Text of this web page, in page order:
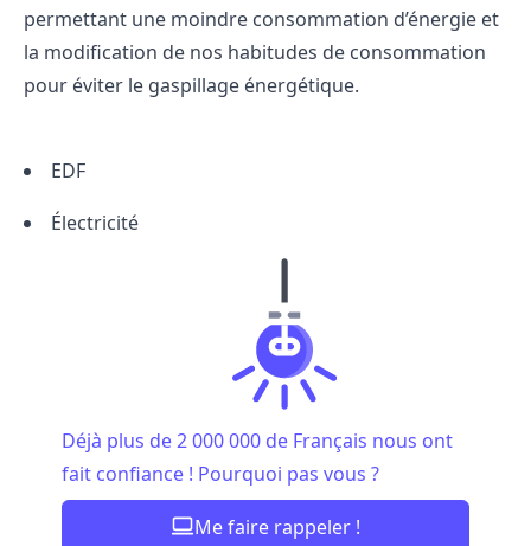
permettant une moindre consommation d’énergie et
la modification de nos habitudes de consommation
pour éviter le gaspillage énergétique.
EDF
Électricité
Déjà plus de 2 000 000 de Français nous ont
fait confiance ! Pourquoi pas vous ?
Me faire rappeler !